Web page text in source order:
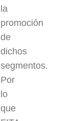
la
promoción
de
dichos
segmentos.
Por
lo
que